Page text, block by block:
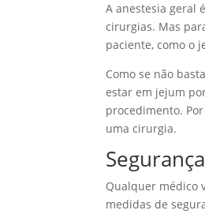
A anestesia geral
cirurgias. Mas
paciente, como o
Como se não
estar em jejum
procedimento.
uma cirurgia.
Segurança
Qualquer médico
medidas de